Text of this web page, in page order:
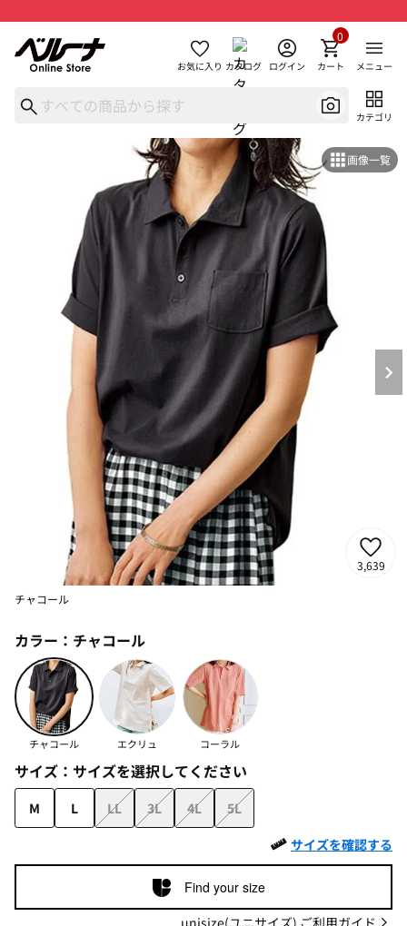
お気に入り カタログ ログイン カート
0
メニュー
カテゴリ
画像一覧
3,639
チャコール
カラー： チャコール
チャコール エクリュ コーラル
サイズ： サイズを選択してください
M L LL 3L 4L
5L
サイズを確認する
Find your size
unisize(ユニサイズ) ご利用ガイド